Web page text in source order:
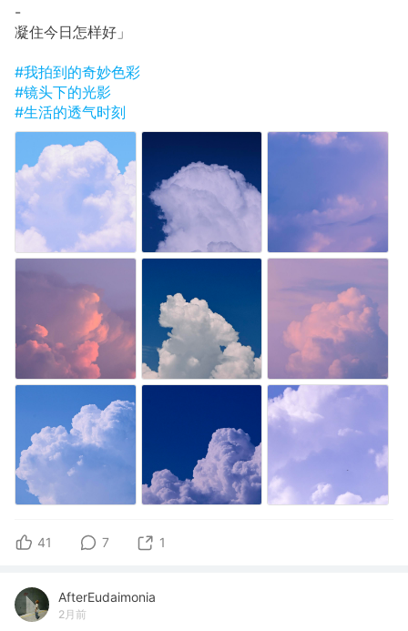
-
凝住今日怎样好」
#我拍到的奇妙色彩
#镜头下的光影
#生活的透气时刻
41 7 1
AfterEudaimonia
2月前